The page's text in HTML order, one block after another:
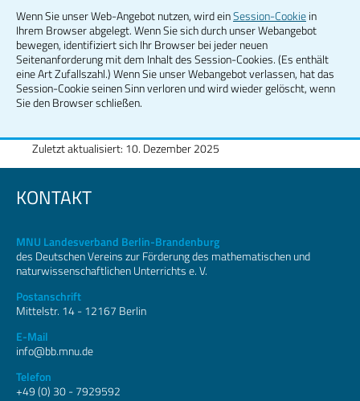
Wenn Sie unser Web-Angebot nutzen, wird einSession-Cookiein
Ihrem Browser abgelegt. Wenn Sie sich durch unser Webangebot
bewegen, identifiziert sich Ihr Browser bei jeder neuen
Seitenanforderung mit dem Inhalt des Session-Cookies. (Es enthält
eine Art Zufallszahl.) Wenn Sie unser Webangebot verlassen, hat das
Session-Cookie seinen Sinn verloren und wird wieder gelöscht, wenn
Sie den Browser schließen.
Zuletzt aktualisiert: 10. Dezember 2025
KONTAKT
MNU Landesverband Berlin-Brandenburg
des Deutschen Vereins zur Förderung des mathematischen und
naturwissenschaftlichen Unterrichts e. V.
Postanschrift
Mittelstr. 14 - 12167 Berlin
E-Mail
info@bb.mnu.de
Telefon
+49 (0) 30 - 7929592